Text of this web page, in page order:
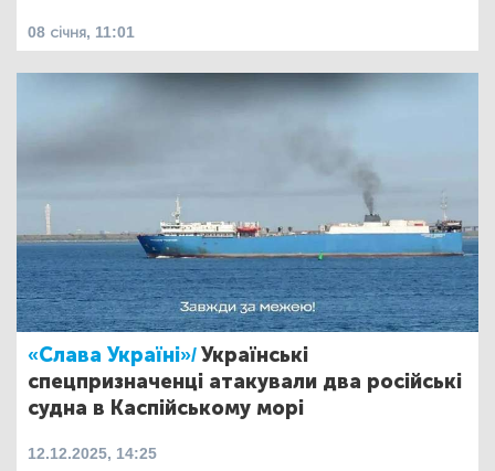
08 січня, 11:01
«Слава Україні»/Українські
спецпризначенці атакували два російські
судна в Каспійському морі
12.12.2025, 14:25